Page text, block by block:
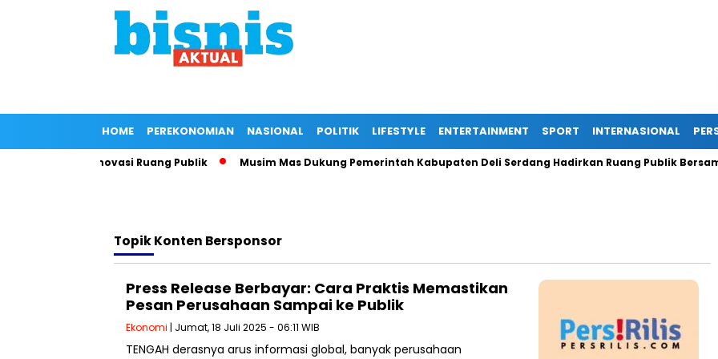
HOME PEREKONOMIAN NASIONAL POLITIK LIFESTYLE ENTERTAINMENT SPORT INTERNASIONAL
melalui Renovasi Ruang Publik Musim Mas Dukung Pemerintah Kabupaten Deli Serdang Hadirkan Ruang Publik
TopikKonten Bersponsor
Press Release Berbayar: Cara Praktis Memastikan
Pesan Perusahaan Sampai ke Publik
Ekonomi | Jumat, 18 Juli 2025 - 06:11 WIB
TENGAH derasnya arus informasi global, banyak perusahaan